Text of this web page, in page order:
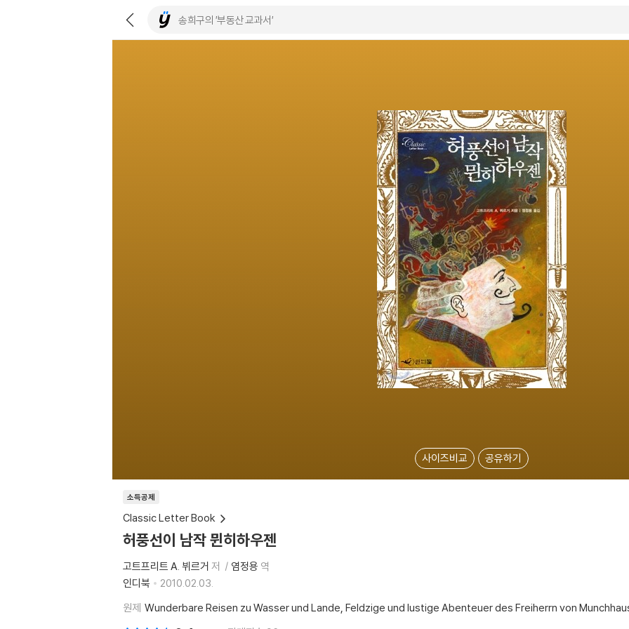
사이즈비교 공유하기
소득공제
Classic Letter Book
허풍선이 남작 뮌히하우젠
고트프리트 A. 뷔르거 저 염정용 역
인디북
2010.02.03.
원제 Wunderbare Reisen zu Wasser und Lande, Feldzige und lustige Abenteuer des Freiherrn von